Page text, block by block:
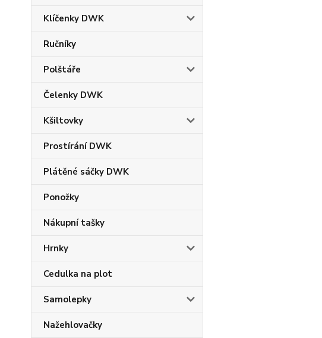
Klíčenky DWK
Ručníky
Polštáře
Čelenky DWK
Kšiltovky
Prostírání DWK
Plátěné sáčky DWK
Ponožky
Nákupní tašky
Hrnky
Cedulka na plot
Samolepky
Nažehlovačky